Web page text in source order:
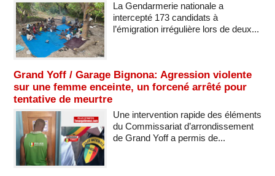
La Gendarmerie nationale a
intercepté 173 candidats à
l’émigration irrégulière lors de deux...
Grand Yoff / Garage Bignona: Agression violente
sur une femme enceinte, un forcené arrêté pour
tentative de meurtre
Une intervention rapide des éléments
du Commissariat d’arrondissement
de Grand Yoff a permis de...